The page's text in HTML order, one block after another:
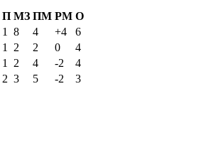
П МЗ ПМ РМ О
1 8 4 +4
6
1 2 2 0
4
1 2 4 -2
4
2 3 5 -2
3